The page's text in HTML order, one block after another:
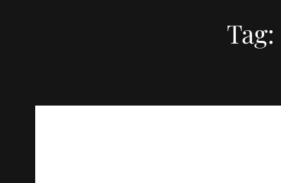
Tag: